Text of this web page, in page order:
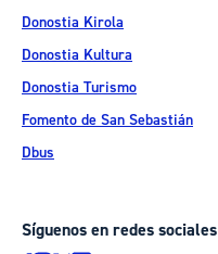
Donostia Kirola
Donostia Kultura
Donostia Turismo
Fomento de San Sebastián
Dbus
Síguenos en redes sociales